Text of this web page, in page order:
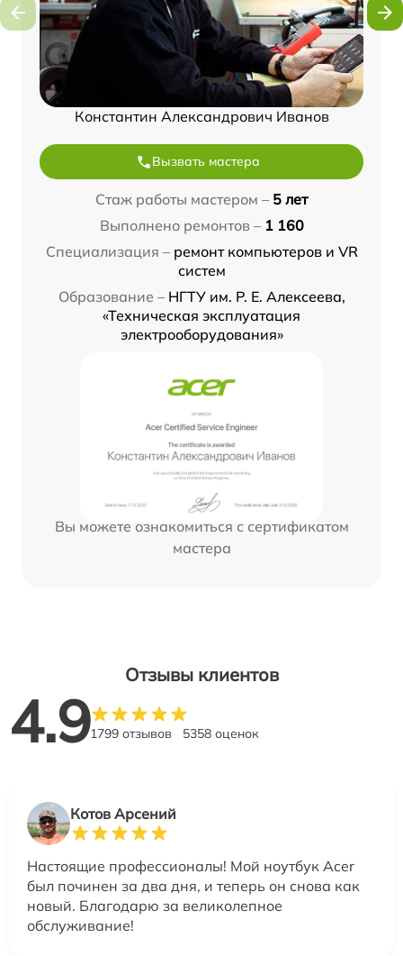
Константин Александрович Иванов
Вызвать мастера
Стаж работы мастером – 5 лет
Выполнено ремонтов – 1 160
Специализация – ремонт компьютеров и VR
систем
Образование – НГТУ им. Р. Е. Алексеева,
«Техническая эксплуатация
электрооборудования»
Вы можете ознакомиться с сертификатом
мастера
Отзывы клиентов
4.91799 отзывов 5358 оценок
Котов Арсений
Настоящие профессионалы! Мой ноутбук Acer
был починен за два дня, и теперь он снова как
новый. Благодарю за великолепное
обслуживание!